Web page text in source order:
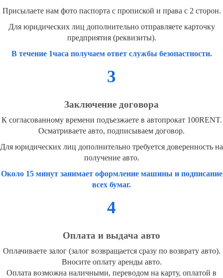
Присылаете нам фото паспорта с пропиской и права с 2 сторон.
Для юридических лиц дополнительно отправляете карточку
предприятия (реквизиты).
В течение 1часа получаем ответ службы безопастности.
3
Заключение договора
К согласованному времени подъезжаете в автопрокат 100RENT.
Осматриваете авто, подписываем договор.
Для юридических лиц дополнительно требуется доверенность на
получение авто.
Около 15 минут занимает оформление машины и подписание
всех бумаг.
4
Оплата и выдача авто
Оплачиваете залог (залог возвращается сразу по возврату авто).
Вносите оплату аренды авто.
Оплата возможна наличными, переводом на карту, оплатой в